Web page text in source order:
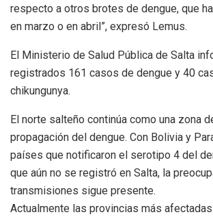
respecto a otros brotes de dengue, que
en marzo o en abril”, expresó Lemus.
El Ministerio de Salud Pública de Salta
registrados 161 casos de dengue y 40
chikungunya.
El norte salteño continúa como una zona
propagación del dengue. Con Bolivia y
países que notificaron el serotipo 4 del
que aún no se registró en Salta, la
transmisiones sigue presente.
Actualmente las provincias más